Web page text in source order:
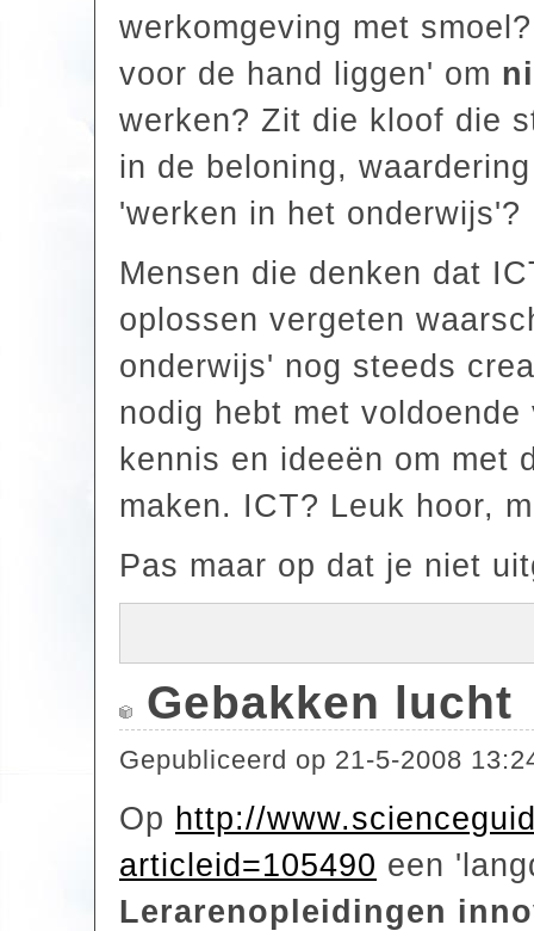
werkomgeving met
voor de hand liggen' om
werken? Zit die kloof die
in de beloning,
'werken in het onderwijs'?
Mensen die denken dat
oplossen vergeten
onderwijs' nog steeds
nodig hebt met
kennis en ideeën om met
maken. ICT? Leuk hoor,
Pas maar op dat je niet
Gebakken lucht
Gepubliceerd op 21-5-2008
Op http://
articleid=105490 een
Lerarenopleidingen